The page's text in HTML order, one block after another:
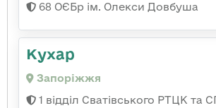
68 ОЄБр ім. Олекси Довбуша
Кухар
Запоріжжя
1 відділ Сватівського РТЦК та